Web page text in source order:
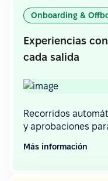
Onboarding &
Experiencias
cada salida
Recorridos
y aprobaciones
Más información